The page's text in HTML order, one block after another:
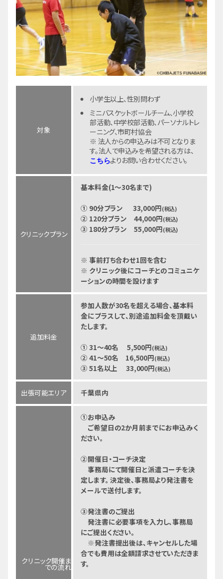
対象
小学生以上、性別問わず
ミニバスケットボールチーム、小学校
部活動、中学校部活動、パーソナルトレ
ーニング、市町村協会
※ 法人からの申込みは不可となりま
す。法人で申込みを希望される方は、
こちらよりお問い合わせください。
クリニックプラン
基本料金(1～30名まで)
① 90分プラン 33,000円(税込)
② 120分プラン 44,000円(税込)
③ 180分プラン 55,000円(税込)
※ 事前打ち合わせ1回を含む
※ クリニック後にコーチとのコミュニケ
ーションの時間を設けます
追加料金
参加人数が30名を超える場合、基本料
金にプラスして、別途追加料金を頂戴い
たします。
① 31～40名 5,500円(税込)
② 41～50名 16,500円(税込)
③ 51名以上 33,000円(税込)
出張可能エリア 千葉県内
クリニック開催ま
での流れ
①お申込み
ご希望日の2か月前までにお申込みく
ださい。
②開催日・コーチ決定
事務局にて開催日と派遣コーチを決
定します。 決定後、事務局より発注書を
メールで送付します。
③発注書のご提出
発注書に必要事項を入力し、事務局
にご提出ください。
※発注書提出後は、キャンセルした場
合でも費用は全額請求させていただきま
す。